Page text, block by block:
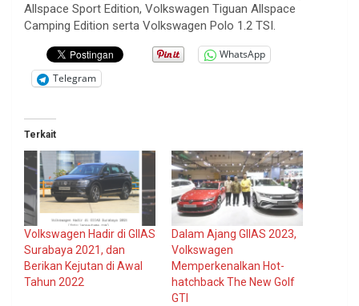
Allspace Sport Edition, Volkswagen Tiguan Allspace
Camping Edition serta Volkswagen Polo 1.2 TSI.
WhatsApp
Telegram
Terkait
Volkswagen Hadir di GIIAS
Surabaya 2021, dan
Berikan Kejutan di Awal
Tahun 2022
Dalam Ajang GIIAS 2023,
Volkswagen
Memperkenalkan Hot-
hatchback The New Golf
GTI